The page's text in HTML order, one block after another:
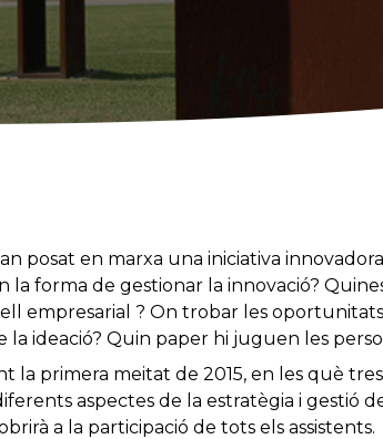
posat en marxa una iniciativa
forma de gestionar la innovació?
empresarial ? On trobar les
ideació? Quin paper hi juguen les
la primera meitat de 2015, en les què tres
aspectes de la estratègia i gestió
a la participació de tots els assistents.